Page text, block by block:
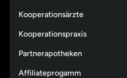
Kooperationsärzte
Kooperationspraxis
Partnerapotheken
Affiliateprogamm